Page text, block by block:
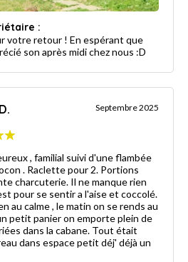
:
votre retour ! En espérant que
son après midi chez nous :D
Septembre 2025
suivi d'une flambée
Portions
charcuterie. Il ne manque rien
pour se sentir a l'aise et coccolé.
au calme , le matin on se rends au
petit panier on emporte plein de
dans la cabane. Tout était